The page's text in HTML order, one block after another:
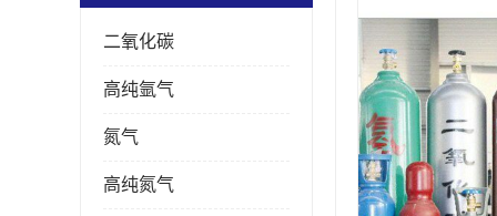
二氧化碳
高纯氩气
氮气
高纯氮气